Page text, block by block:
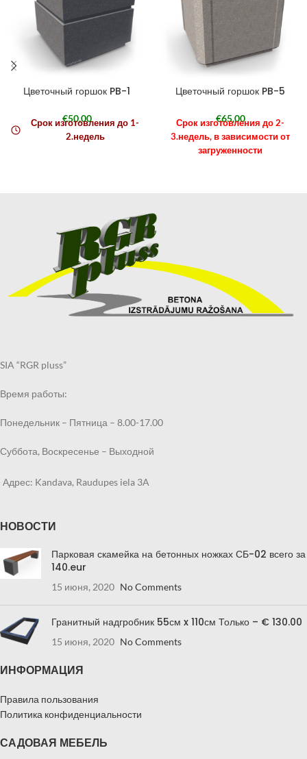
Цветочный горшок PB-1
€50,00
Срок изготовления до 1-
2.недель
Цветочный горшок PB-5
€65,00
Срок изготовления до 2-
3.недель, в зависимости от
загруженности
SIA “RGR pluss”
Время работы:
Понедельник – Пятница – 8.00-17.00
Суббота, Воскресенье – Выходной
Адрес: Kandava, Raudupes iela 3A
НОВОСТИ
Парковая скамейка на бетонных ножках СБ-02 всего за
140.eur
15 июня, 2020 No Comments
Гранитный надгробник 55см x 110см Только – € 130.00
15 июня, 2020 No Comments
ИНФОРМАЦИЯ
Правила пользования
Политика конфиденциальности
САДОВАЯ МЕБЕЛЬ